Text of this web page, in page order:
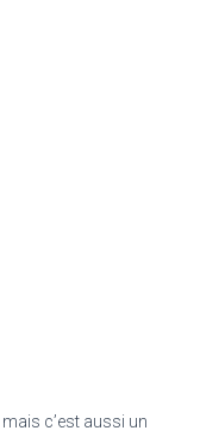
mais c’est aussi un